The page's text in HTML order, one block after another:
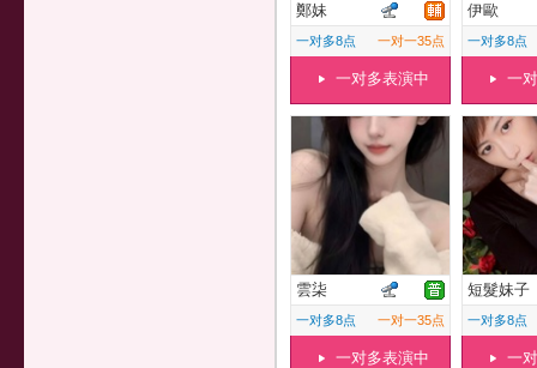
鄭妹
一对多8点 一对一35点
一对多表演中
伊歐
一对多8点
一
雲柒
一对多8点 一对一35点
一对多表演中
短髮妹子
一对多8点
一